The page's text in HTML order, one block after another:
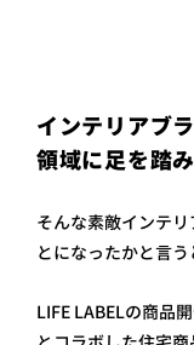
インテリアブ
領域に足を踏
そんな素敵インテ
とになったかと言う
LIFE LABELの商品